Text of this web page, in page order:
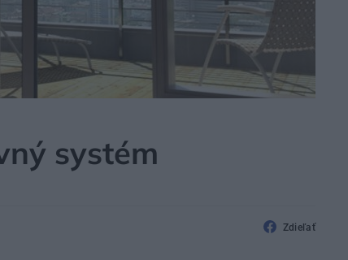
systém
Zdieľať